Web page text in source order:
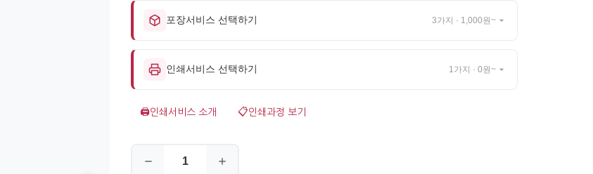
포장서비스 선택하기 3가지 · 1,000원~
인쇄서비스 선택하기 1가지 · 0원~
🖨️인쇄서비스 소개 📋인쇄과정 보기